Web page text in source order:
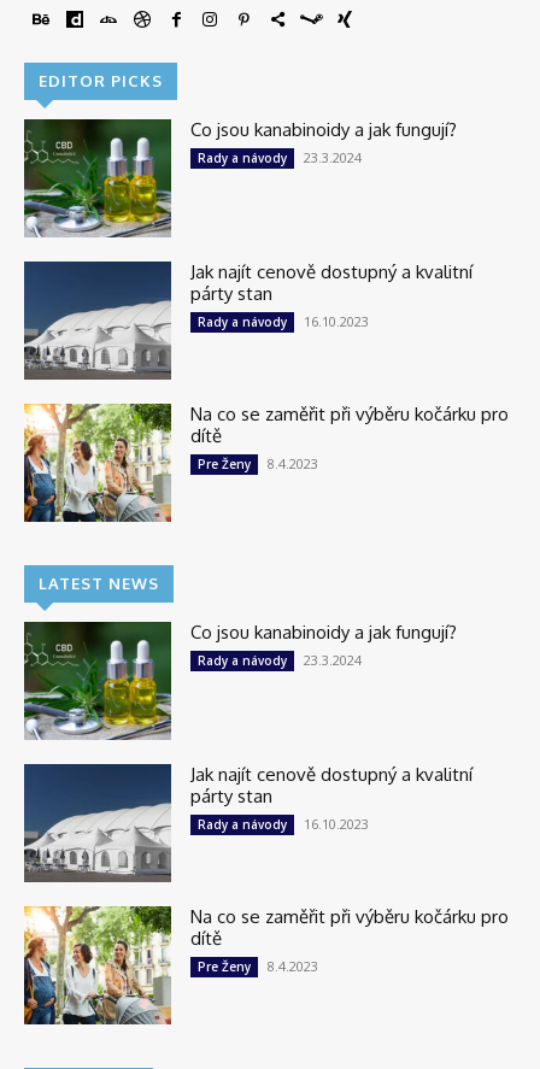
EDITOR PICKS
Co jsou kanabinoidy a jak fungují?
Rady a návody 23.3.2024
Jak najít cenově dostupný a kvalitní
párty stan
Rady a návody 16.10.2023
Na co se zaměřit při výběru kočárku pro
dítě
Pre Ženy 8.4.2023
LATEST NEWS
Co jsou kanabinoidy a jak fungují?
Rady a návody 23.3.2024
Jak najít cenově dostupný a kvalitní
párty stan
Rady a návody 16.10.2023
Na co se zaměřit při výběru kočárku pro
dítě
Pre Ženy 8.4.2023